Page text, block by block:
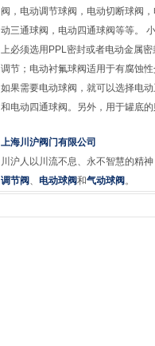
阀，电动调节球阀，电动切断球阀
动三通球阀，电动四通球阀等等。
上必须选用PPL密封或者电动金属
调节；电动衬氟球阀适用于有腐蚀
如果需要电动球阀，就可以选择电
和电动四通球阀。另外，用于罐底
上海川沪阀门有限公司
川沪人以川流不息、永不智慧的精
调节阀 、 电动球阀和气动球阀 。